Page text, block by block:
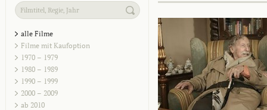
alle Filme
Filme mit Kaufoption
1970 – 1979
1980 – 1989
1990 – 1999
2000 – 2009
ab 2010